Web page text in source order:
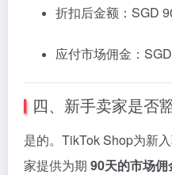
折扣后金额： SGD
应付市场佣金： SGD
四、 新手卖家是否
是的。 TikTokShop为新入
家提供为期 90天的市场佣